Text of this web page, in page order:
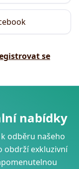
se
nabídky
odběru našeho
obdrží exkluzivní